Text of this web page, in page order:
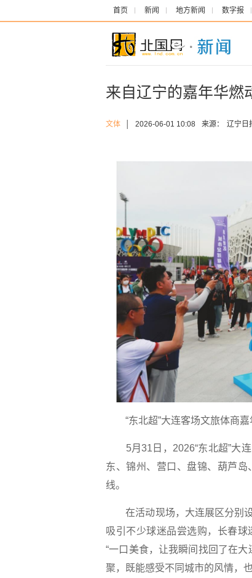
首页 新闻 地方新闻 数字报
来自辽宁的嘉年华燃
文体 2026-06-01 10:08 来源： 辽宁日
“东北超”大连客场文旅体商嘉
5月31日，2026“东北超”大连
东、锦州、营口、盘锦、葫芦
线。
在活动现场，大连展区分别设
吸引不少球迷品尝选购，长春球
“一口美食，让我瞬间找回了在
聚，既能感受不同城市的风情，